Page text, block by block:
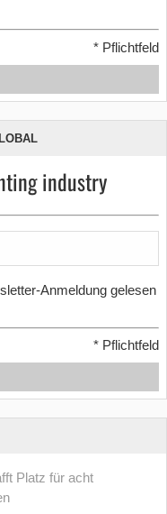
* Pflichtfeld
industry
Anmeldung gelesen
* Pflichtfeld
Platz für acht